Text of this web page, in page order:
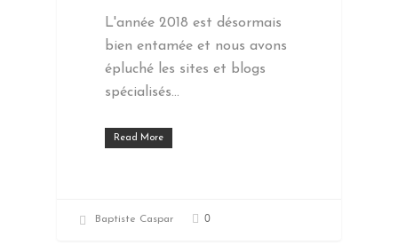
L'année 2018 est désormais
bien entamée et nous avons
épluché les sites et blogs
spécialisés…
Read More
Baptiste Caspar 0